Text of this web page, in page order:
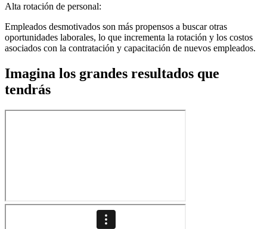
Alta rotación de personal:
Empleados desmotivados son más propensos a buscar otras
oportunidades laborales, lo que incrementa la rotación y los costos
asociados con la contratación y capacitación de nuevos empleados.
Imagina los grandes resultados que
tendrás